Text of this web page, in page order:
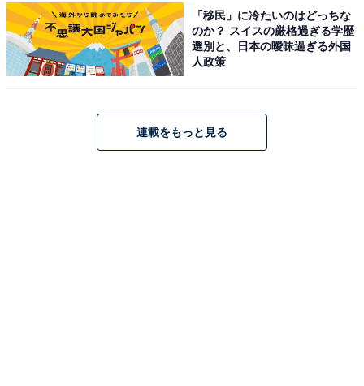
「移民」に冷たいのはどっちな
のか？ スイスの厳格過ぎる学歴
選別と、日本の曖昧過ぎる外国
人政策
連載をもっと見る